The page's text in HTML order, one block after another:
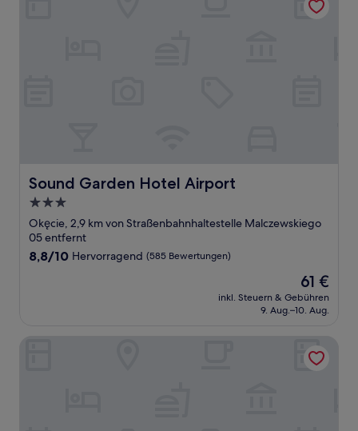
Sound Garden Hotel Airport
Sound Garden Hotel Airport
3.0-
Sterne-
Unterkunft
Okęcie, 2,9 km von Straßenbahnhaltestelle Malczewskiego
05 entfernt
8.8
8,8/10 Hervorragend (585 Bewertungen)
Der
Preis
beträgt
61 €
inkl. Steuern & Gebühren
9. Aug.–10. Aug.